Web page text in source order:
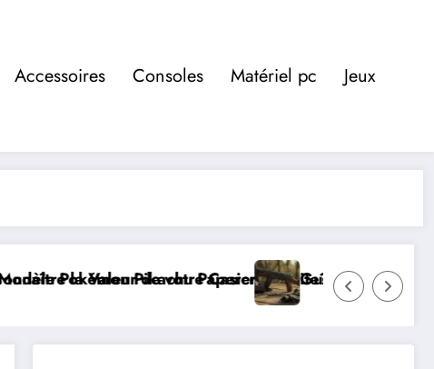
Accessoires Consoles Matériel pc Jeux
L’influence des streamers sur les prix
Guide d’achat : Comment choisir la replique Airsoft